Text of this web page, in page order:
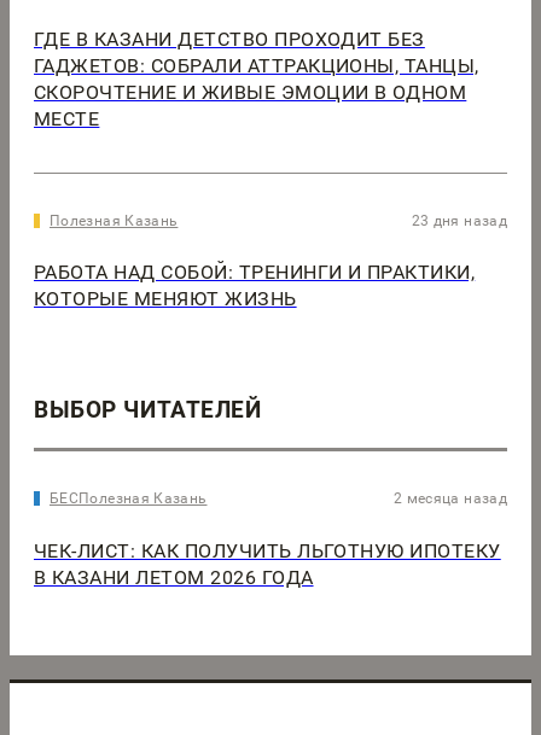
ГДЕ В КАЗАНИ ДЕТСТВО ПРОХОДИТ БЕЗ
ГАДЖЕТОВ: СОБРАЛИ АТТРАКЦИОНЫ, ТАНЦЫ,
СКОРОЧТЕНИЕ И ЖИВЫЕ ЭМОЦИИ В ОДНОМ
МЕСТЕ
Полезная Казань 23 дня назад
РАБОТА НАД СОБОЙ: ТРЕНИНГИ И ПРАКТИКИ,
КОТОРЫЕ МЕНЯЮТ ЖИЗНЬ
ВЫБОР ЧИТАТЕЛЕЙ
БЕСПолезная Казань 2 месяца назад
ЧЕК-ЛИСТ: КАК ПОЛУЧИТЬ ЛЬГОТНУЮ ИПОТЕКУ
В КАЗАНИ ЛЕТОМ 2026 ГОДА